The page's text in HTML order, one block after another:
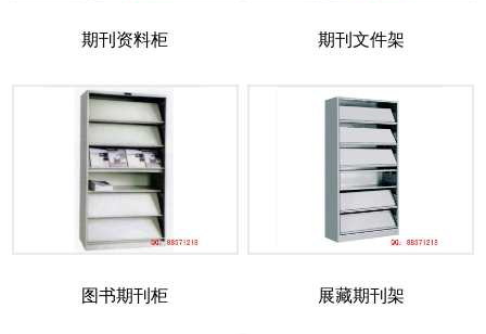
期刊资料柜 期刊文件架
图书期刊柜 展藏期刊架